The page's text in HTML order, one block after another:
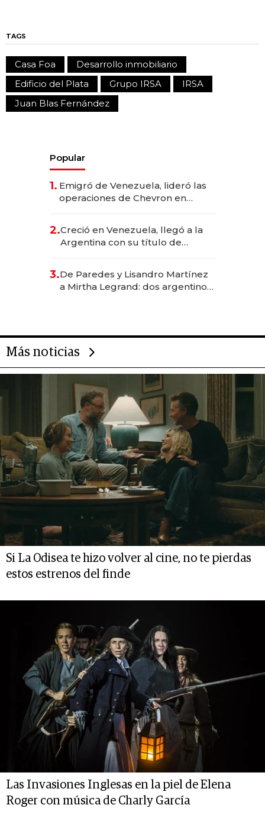
TAGS
Casa Foa
Desarrollo inmobiliario
Edificio del Plata
Grupo IRSA
IRSA
Juan Blas Fernández
Popular
1. Emigró de Venezuela, lideró las
operaciones de Chevron en
2.Creció en Venezuela, llegó a la
Argentina con su título de
las marcas "fast premium"
3.De Paredes y Lisandro Martínez
a Mirtha Legrand: dos argentinos
Más noticias
Si La Odisea te hizo volver al cine, no te pierdas
estos estrenos del finde
Las Invasiones Inglesas en la piel de Elena
Roger con música de Charly García